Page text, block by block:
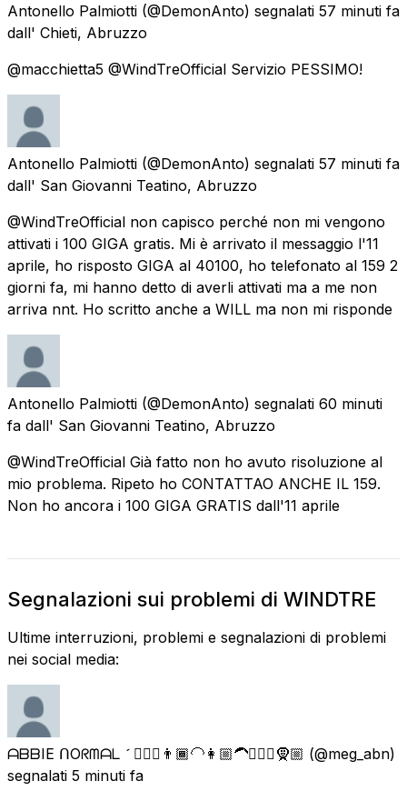
Antonello Palmiotti (@DemonAnto) segnalati 57 minuti fa
dall' Chieti, Abruzzo
@macchietta5 @WindTreOfficial Servizio PESSIMO!
Antonello Palmiotti (@DemonAnto) segnalati 57 minuti fa
dall' San Giovanni Teatino, Abruzzo
@WindTreOfficial non capisco perché non mi vengono
attivati i 100 GIGA gratis. Mi è arrivato il messaggio l'11
aprile, ho risposto GIGA al 40100, ho telefonato al 159 2
giorni fa, mi hanno detto di averli attivati ma a me non
arriva nnt. Ho scritto anche a WILL ma non mi risponde
Antonello Palmiotti (@DemonAnto) segnalati 60 minuti
fa dall' San Giovanni Teatino, Abruzzo
@WindTreOfficial Già fatto non ho avuto risoluzione al
mio problema. Ripeto ho CONTATTAO ANCHE IL 159.
Non ho ancora i 100 GIGA GRATIS dall'11 aprile
Segnalazioni sui problemi di WINDTRE
Ultime interruzioni, problemi e segnalazioni di problemi
nei social media:
ᗩᗷᗷIE ᑎOᖇᗰᗩᒪ  👷🏼‍♀️👨🏾‍🦲👩🏼‍🦱👳🏽‍♂️🧕🏼 (@meg_abn)
segnalati 5 minuti fa